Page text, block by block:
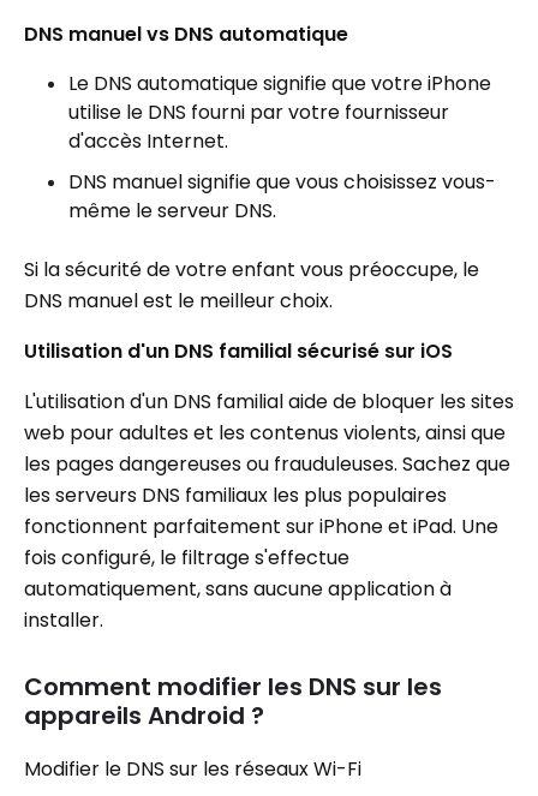
DNS manuel vs DNS automatique
Le DNS automatique signifie que votre iPhone
utilise le DNS fourni par votre fournisseur
d'accès Internet.
DNS manuel signifie que vous choisissez vous-
même le serveur DNS.
Si la sécurité de votre enfant vous préoccupe, le
DNS manuel est le meilleur choix.
Utilisation d'un DNS familial sécurisé sur iOS
L'utilisation d'un DNS familial aide de bloquer les sites
web pour adultes et les contenus violents, ainsi que
les pages dangereuses ou frauduleuses. Sachez que
les serveurs DNS familiaux les plus populaires
fonctionnent parfaitement sur iPhone et iPad. Une
fois configuré, le filtrage s'effectue
automatiquement, sans aucune application à
installer.
Comment modifier les DNS sur les
appareils Android ?
Modifier le DNS sur les réseaux Wi-Fi